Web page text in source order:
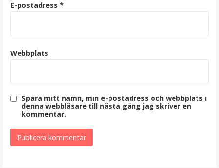
E-postadress *
Webbplats
Spara mitt namn, min e-postadress och webbplats i
denna webbläsare till nästa gång jag skriver en
kommentar.